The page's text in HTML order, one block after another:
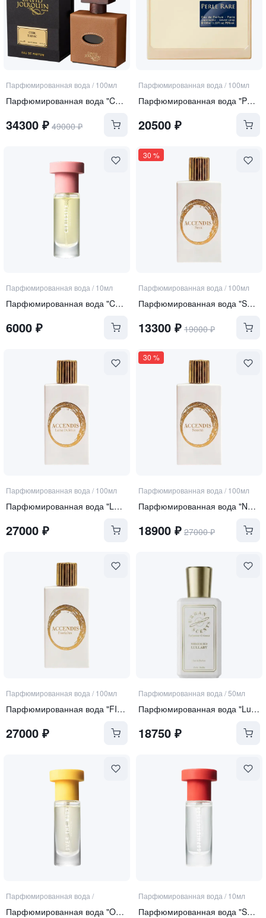
Парфюмированная вода / 100мл
Парфюмированная вода "Cuir Tabac"
34300 ₽ 49000₽
Парфюмированная вода / 100мл
Парфюмированная вода "Perle Rare"
20500₽
Парфюмированная вода / 10мл
Парфюмированная вода "Curiosity"
6000 ₽
30 %
Парфюмированная вода / 100мл
Парфюмированная вода "SERA"
13300₽ 19000₽
Парфюмированная вода / 100мл
Парфюмированная вода "LUNA DULCIUS"
27000 ₽
30 %
Парфюмированная вода / 100мл
Парфюмированная вода "NOORIA"
18900₽ 27000₽
Парфюмированная вода / 100мл
Парфюмированная вода "FIORIALUX"
27000 ₽
Парфюмированная вода /50мл
Парфюмированная вода "Lullaby"
18750₽
Парфюмированная вода /
Парфюмированная вода "Over the Moon"
Парфюмированная вода / 10мл
Парфюмированная вода "Sophistication"